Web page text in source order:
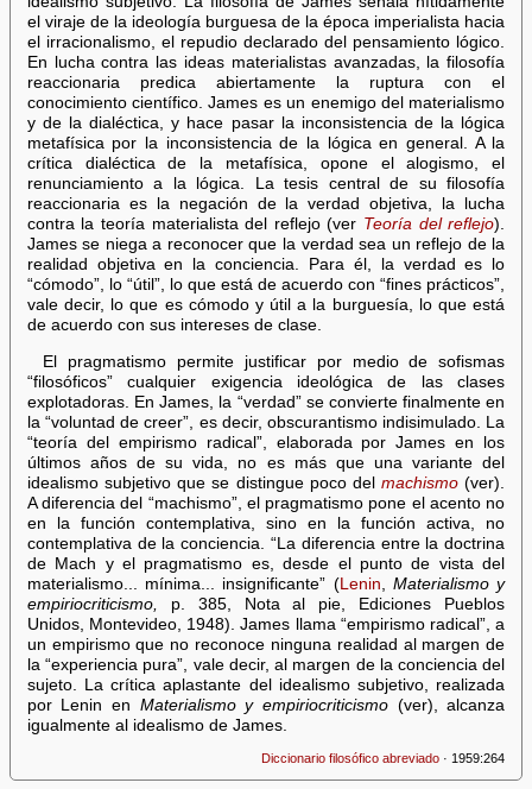
el viraje de la ideología burguesa de la época imperialista hacia
el irracionalismo, el repudio declarado del pensamiento lógico.
En lucha contra las ideas materialistas avanzadas, la filosofía
reaccionaria predica abiertamente la ruptura con el
conocimiento científico. James es un enemigo del materialismo
y de la dialéctica, y hace pasar la inconsistencia de la lógica
metafísica por la inconsistencia de la lógica en general. A la
crítica dialéctica de la metafísica, opone el alogismo, el
renunciamiento a la lógica. La tesis central de su filosofía
reaccionaria es la negación de la verdad objetiva, la lucha
contra la teoría materialista del reflejo (ver Teoría del reflejo).
James se niega a reconocer que la verdad sea un reflejo de la
realidad objetiva en la conciencia. Para él, la verdad es lo
“cómodo”, lo “útil”, lo que está de acuerdo con “fines prácticos”,
vale decir, lo que es cómodo y útil a la burguesía, lo que está
de acuerdo con sus intereses de clase.
El pragmatismo permite justificar por medio de sofismas
“filosóficos” cualquier exigencia ideológica de las clases
explotadoras. En James, la “verdad” se convierte finalmente en
la “voluntad de creer”, es decir, obscurantismo indisimulado. La
“teoría del empirismo radical”, elaborada por James en los
últimos años de su vida, no es más que una variante del
idealismo subjetivo que se distingue poco delmachismo (ver).
A diferencia del “machismo”, el pragmatismo pone el acento no
en la función contemplativa, sino en la función activa, no
contemplativa de la conciencia. “La diferencia entre la doctrina
de Mach y el pragmatismo es, desde el punto de vista del
materialismo... mínima... insignificante” (Lenin
Materialismo y
empiriocriticismo,
p. 385, Nota al pie, Ediciones Pueblos
Unidos, Montevideo, 1948). James llama “empirismo radical”, a
un empirismo que no reconoce ninguna realidad al margen de
la “experiencia pura”, vale decir, al margen de la conciencia del
sujeto. La crítica aplastante del idealismo subjetivo, realizada
por Lenin en Materialismo y empiriocriticismo(ver), alcanza
igualmente al idealismo de James.
Diccionario filosófico abreviado · 1959:264